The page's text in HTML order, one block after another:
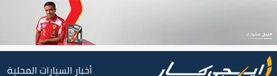
أخبار السيارات المحلية